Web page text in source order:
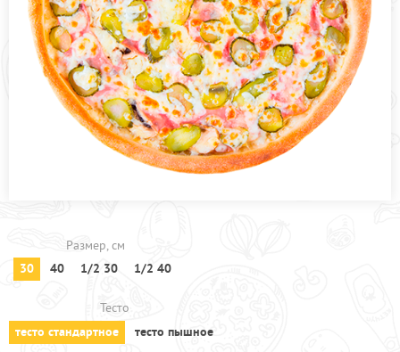
ПРОЧЕЕ
ПИЦЦЕРИЯ
АКЦИИ
Размер, см
30
40 1/2 30 1/2 40
Тесто
тесто стандартное
тесто пышное